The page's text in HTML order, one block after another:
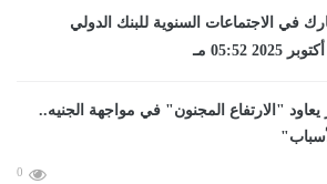
في الاجتماعات السنوية للبنك الدولي
0